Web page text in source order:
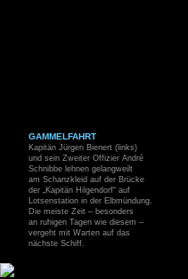
GAMMELFAHRT
Kapitän Jürgen Bienert (links)
und sein Zweiter Offizier André
Schnibbe lehnen gelangweilt
am Schanzkleid auf der Brücke
der „Kapitän Hilgendorf“ auf
Lotsenstation in der Elbmündung.
Die meiste Zeit – besonders
an ruhigen Tagen wie diesem –
vergeht mit Warten auf das
nächste Schiff.